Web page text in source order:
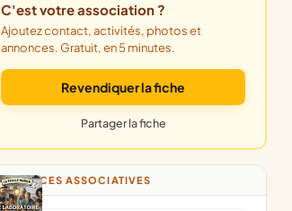
C'est votre association ?
Ajoutez contact, activités, photos et
annonces. Gratuit, en 5 minutes.
Revendiquer la fiche
Partager la fiche
ANNONCES ASSOCIATIVES